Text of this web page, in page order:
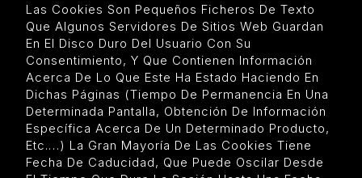
Las Cookies Son Pequeños Ficheros De Texto
Que Algunos Servidores De Sitios Web Guardan
En El Disco Duro Del Usuario Con Su
Consentimiento, Y Que Contienen Información
Acerca De Lo Que Este Ha Estado Haciendo En
Dichas Páginas (tiempo De Permanencia En Una
Determinada Pantalla, Obtención De Información
Específica Acerca De Un Determinado Producto,
Etc.…) La Gran Mayoría De Las Cookies Tiene
Fecha De Caducidad, Que Puede Oscilar Desde